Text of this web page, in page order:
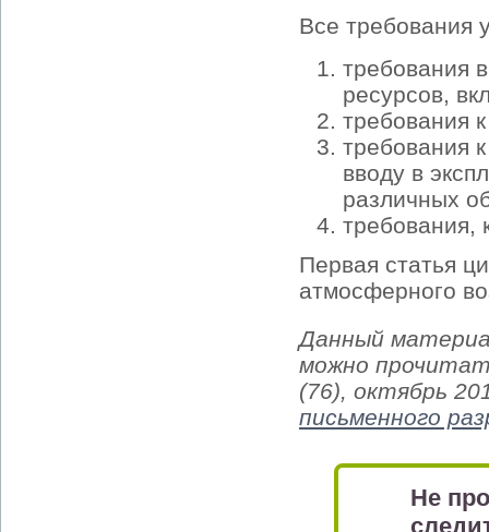
Все требования
требования
ресурсов,
требования
требования
вводу в
различных
требования,
Первая статья
атмосферного
Данный
можно
(76), октябрь
письменного
Не